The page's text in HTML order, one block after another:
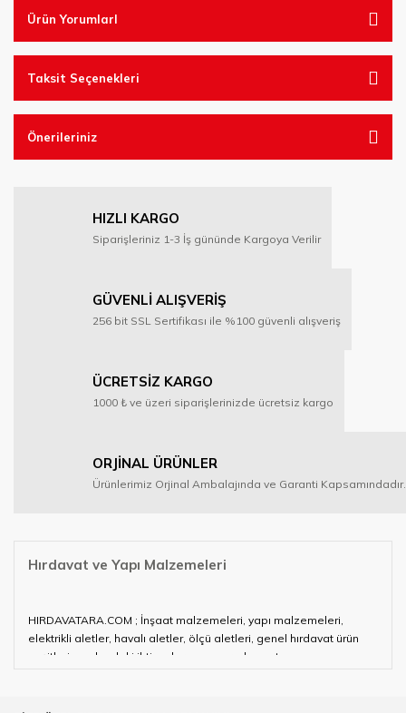
Ürün YorumlarI
Taksit Seçenekleri
Önerileriniz
HIZLI KARGO
Siparişleriniz 1-3 İş gününde Kargoya Verilir
GÜVENLİ ALIŞVERİŞ
256 bit SSL Sertifikası ile %100 güvenli alışveriş
ÜCRETSİZ KARGO
1000 ₺ ve üzeri siparişlerinizde ücretsiz kargo
ORJİNAL ÜRÜNLER
Ürünlerimiz Orjinal Ambalajında ve Garanti Kapsamındadır.
Hırdavat ve Yapı Malzemeleri
HIRDAVATARA.COM ; İnşaat malzemeleri, yapı malzemeleri,
elektrikli aletler, havalı aletler, ölçü aletleri, genel hırdavat ürün
çeşitleri ve alandaki ihtiyaçlarınızın neredeyse tamamını